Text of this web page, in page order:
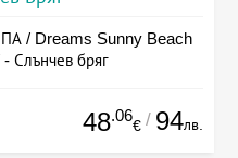
/ Dreams Sunny Beach
Слънчев бряг
48.06
€ / 94лв.